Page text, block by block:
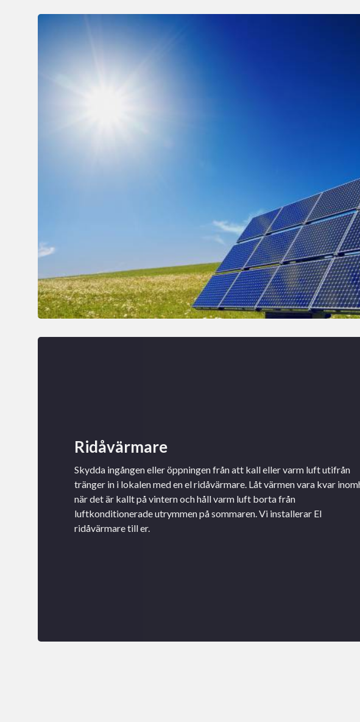
Ridåvärmare
Skydda ingången eller öppningen från att kall eller varm luft utifrån
tränger in i lokalen med en el ridåvärmare. Låt värmen vara kvar
när det är kallt på vintern och håll varm luft borta från
luftkonditionerade utrymmen på sommaren. Vi installerar El
ridåvärmare till er.